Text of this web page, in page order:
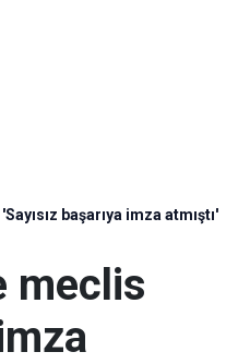
başarıya imza atmıştı'
meclis